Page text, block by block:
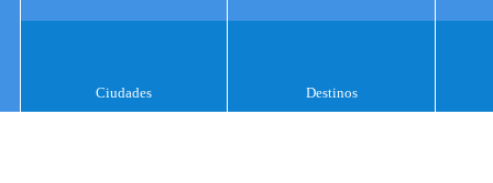
Ciudades Destinos